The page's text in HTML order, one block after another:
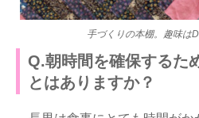
手づくりの本棚。趣味は
Q.朝時間を確保するた
とはありますか？